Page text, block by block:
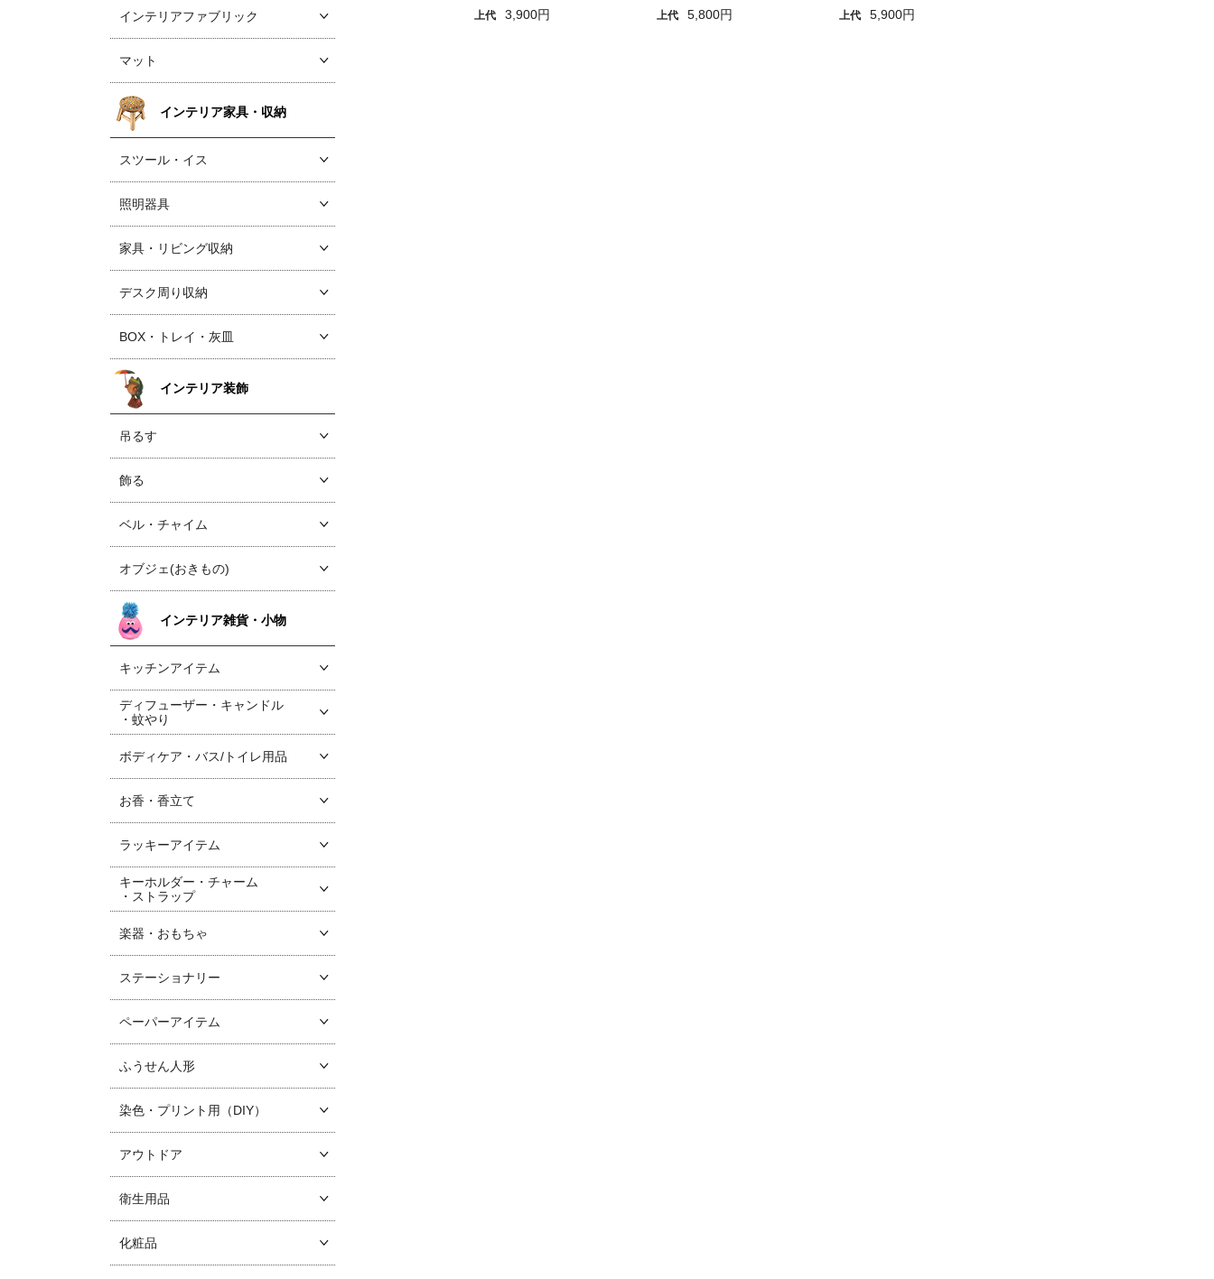
上代
3,900円
上代
5,800円
上代
5,900円
インテリアファブリック
マット
インテリア家具・収納
スツール・イス
照明器具
家具・リビング収納
デスク周り収納
BOX・トレイ・灰皿
インテリア装飾
吊るす
飾る
ベル・チャイム
オブジェ(おきもの)
インテリア雑貨・小物
キッチンアイテム
ディフューザー・キャンドル
・蚊やり
ボディケア・バス/トイレ用品
お香・香立て
ラッキーアイテム
キーホルダー・チャーム
・ストラップ
楽器・おもちゃ
ステーショナリー
ペーパーアイテム
ふうせん人形
染色・プリント用（DIY）
アウトドア
衛生用品
化粧品